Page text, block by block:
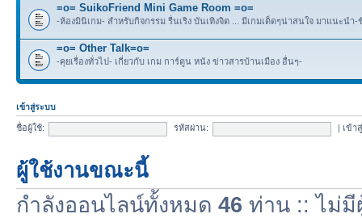
=o= SuikoFriend Mini Game Room =o=
-ห้องมินิเกม- สำหรับกิจกรรม รื่นเริง บันเทิงจิต ... มีเกมเด็ดๆน่าสนใจ มาแนะนำ
=o= Other Talk=o=
-คุยเรื่องทั่วไป- เกี่ยวกับ เกม การ์ตูน หนัง ข่าวสารบ้านเมือง อื่นๆ-
เข้าสู่ระบบ
ชื่อผู้ใช้: รหัสผ่าน: เข้า
ผู้ใช้งานขณะนี้
กำลังออนไลน์ทั้งหมด 46 ท่าน :: ไม่มี